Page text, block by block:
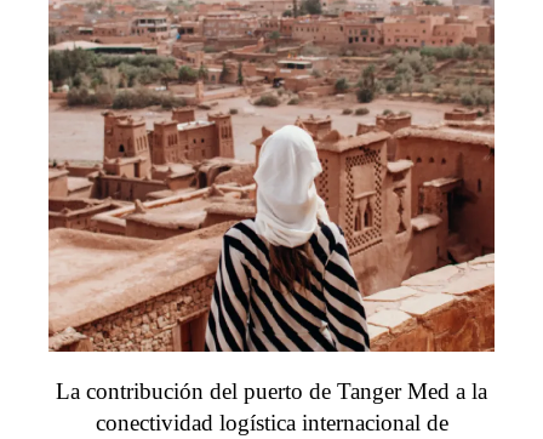
La contribución del puerto de Tanger Med a la
conectividad logística internacional de